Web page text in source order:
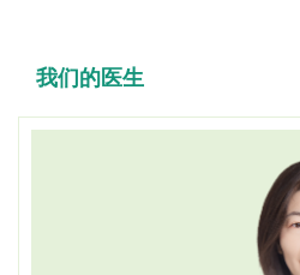
我们的医生